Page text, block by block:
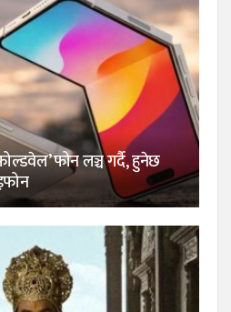
फोन लञ्च गर्दै, हुनेछ